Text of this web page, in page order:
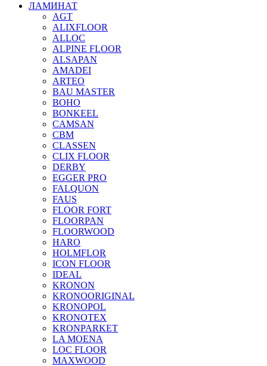
ЛАМИНАТ
AGT
ALIXFLOOR
ALLOC
ALPINE FLOOR
ALSAPAN
AMADEI
ARTEO
BAU MASTER
BOHO
BONKEEL
CAMSAN
CBM
CLASSEN
CLIX FLOOR
DERBY
EGGER PRO
FALQUON
FAUS
FLOOR FORT
FLOORPAN
FLOORWOOD
HARO
HOLMFLOR
ICON FLOOR
IDEAL
KRONON
KRONOORIGINAL
KRONOPOL
KRONOTEX
KRONPARKET
LA MOENA
LOC FLOOR
MAXWOOD